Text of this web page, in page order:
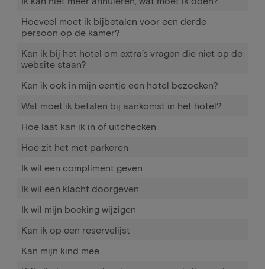
Hoeveel moet ik bijbetalen voor een derde
persoon op de kamer?
Kan ik bij het hotel om extra’s vragen die niet op de
website staan?
Kan ik ook in mijn eentje een hotel bezoeken?
Wat moet ik betalen bij aankomst in het hotel?
Hoe laat kan ik in of uitchecken
Hoe zit het met parkeren
Ik wil een compliment geven
Ik wil een klacht doorgeven
Ik wil mijn boeking wijzigen
Kan ik op een reservelijst
Kan mijn kind mee